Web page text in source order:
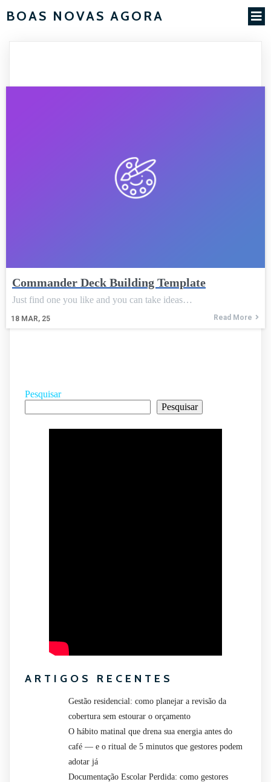
BOAS NOVAS AGORA
Commander Deck Building Template
18 MAR, 25
Just find one you like and you can take ideas…
Read More
Pesquisar
Pesquisar
ARTIGOS RECENTES
Gestão residencial: como planejar a revisão da
cobertura sem estourar o orçamento
O hábito matinal que drena sua energia antes do
café — e o ritual de 5 minutos que gestores podem
adotar já
Documentação Escolar Perdida: como gestores